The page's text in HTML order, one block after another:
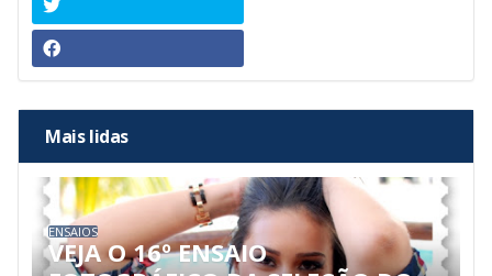
Mais lidas
ENSAIOS
VEJA O 16º ENSAIO